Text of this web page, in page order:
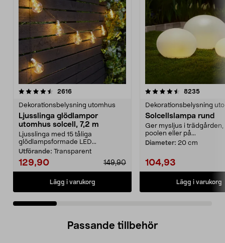
2616recensioner
Dekorationsbelysning utomhus
Ljusslinga glödlampor
utomhus solcell, 7,2 m
Ljusslinga med 15 tåliga
glödlampsformade LED...
Utförande: Transparent
129,90 149,90
Lägg i varukorg
4.5 av 5 stjärnor 8235
Dekorationsbelysning
Solcellslampa rund
Ger mysljus i trädgården,
poolen eller på...
Diameter: 20 cm
104,93
Lägg i varukorg
4.5 av 5 stjärnor
Passande tillbehör